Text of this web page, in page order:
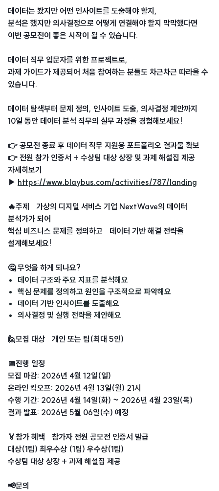
데이터는 봤지만 어떤 인사이트를 도출해야 할지,
분석은 했지만 의사결정으로 어떻게 연결해야 할지 막막했다면
이번 공모전이 좋은 시작이 될 수 있습니다.
데이터 직무 입문자를 위한 프로젝트로,
과제 가이드가 제공되어 처음 참여하는 분들도 차근차근 따라올 수
있습니다.
데이터 탐색부터 문제 정의, 인사이트 도출, 의사결정 제안까지
10일 동안 데이터 분석 직무의 실무 과정을 경험해보세요!
👉 공모전 종료 후 데이터 직무 지원용 포트폴리오 결과물 확보
👉 전원 참가 인증서 + 수상팀 대상 상장 및 과제 해설집 제공
자세히보기
▶ https://www.blaybus.com/activities/787/landing
🔥주제 가상의 디지털 서비스 기업 NextWave의 데이터
분석가가 되어
핵심 비즈니스 문제를 정의하고 데이터 기반 해결 전략을
설계해보세요!
🤔 무엇을 하게 되나요?
데이터 구조와 주요 지표를 분석해요
핵심 문제를 정의하고 원인을 구조적으로 파악해요
데이터 기반 인사이트를 도출해요
의사결정 및 실행 전략을 제안해요
🙋모집 대상 개인 또는 팀(최대 5인)
📅진행 일정
모집 마감: 2026년 4월 12일(일)
온라인 킥오프: 2026년 4월 13일(월) 21시
수행 기간: 2026년 4월 14일(화) ~ 2026년 4월 23일(목)
결과 발표: 2026년 5월 06일(수) 예정
🏅참가 혜택 참가자 전원 공모전 인증서 발급
대상(1팀) 최우수상 (1팀) 우수상(1팀)
수상팀 대상 상장 + 과제 해설집 제공
📢문의